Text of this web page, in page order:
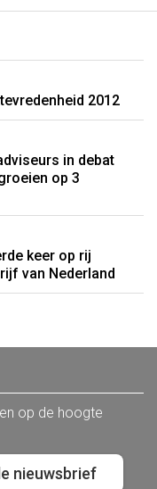
2012
in debat
op 3
keer op rij
van Nederland
op de hoogte
nieuwsbrief